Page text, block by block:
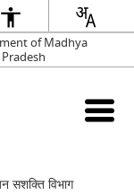
of Madhya
Pradesh
सशक्ति विभाग